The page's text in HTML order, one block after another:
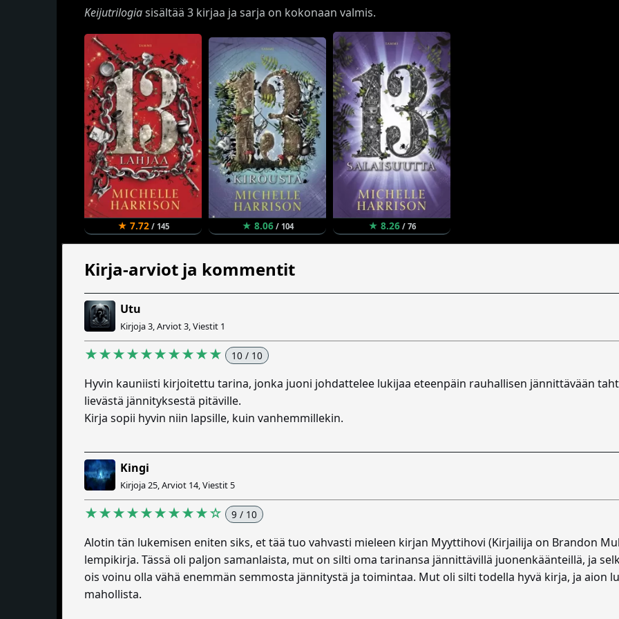
Keijutrilogiasisältää 3 kirjaa ja sarja on kokonaan valmis.
★ 7.72/ 145 ★ 8.06/ 104 ★ 8.26/ 76
Kirja-arviot ja kommentit
Utu
Kirjoja 3, Arviot 3, Viestit 1
★★★★★★★★★★ 10 / 10
Hyvin kauniisti kirjoitettu tarina, jonka juoni johdattelee lukijaa eteenpäin rauhallisen jännittävään
lievästä jännityksestä pitäville.
Kirja sopii hyvin niin lapsille, kuin vanhemmillekin.
Kingi
Kirjoja 25, Arviot 14, Viestit 5
★★★★★★★★★☆ 9 / 10
Alotin tän lukemisen eniten siks, et tää tuo vahvasti mieleen kirjan Myyttihovi (Kirjailija on Brandon
lempikirja. Tässä oli paljon samanlaista, mut on silti oma tarinansa jännittävillä juonenkäänteillä, ja
ois voinu olla vähä enemmän semmosta jännitystä ja toimintaa. Mut oli silti todella hyvä kirja, ja aion
mahollista.